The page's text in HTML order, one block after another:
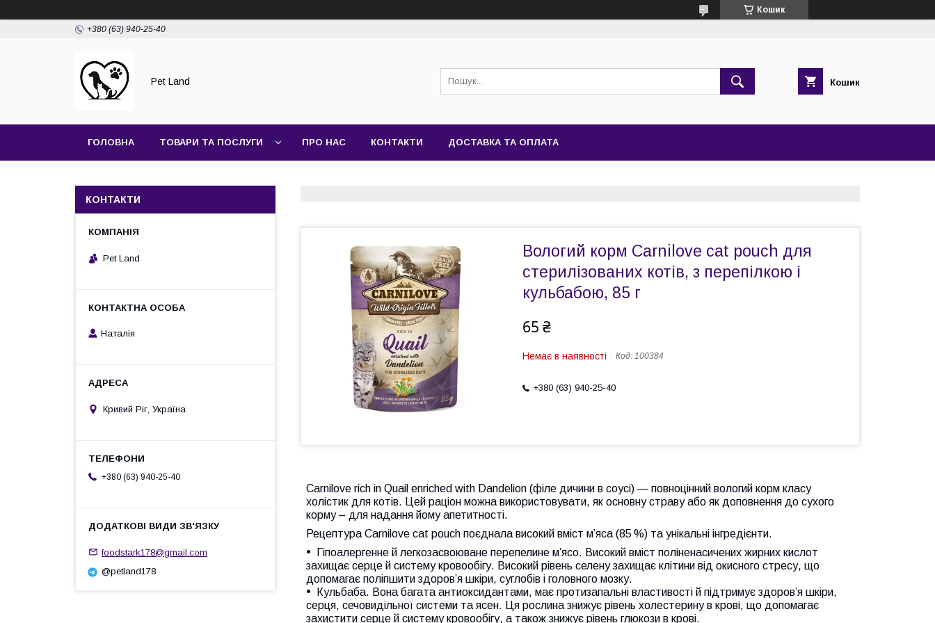
Кошик
+380 (63) 940-25-40
Pet Land Кошик
ГОЛОВНА ТОВАРИ ТА ПОСЛУГИ ПРО НАС КОНТАКТИ ДОСТАВКА ТА ОПЛАТА
Вологий корм Carnilove cat pouch для
стерилізованих котів, з перепілкою і
кульбабою, 85 г
65 ₴
Немає в наявності Код: 100384
+380 (63) 940-25-40
Carnilove rich in Quail enriched with Dandelion (філе дичини в соусі) — повноцінний вологий корм класу
холістик для котів. Цей раціон можна використовувати, як основну страву або як доповнення до сухого
корму – для надання йому апетитності.
Рецептура Carnilove cat pouch поєднала високий вміст м’яса (85 %) та унікальні інгредієнти.
Гіпоалергенне й легкозасвоюване перепелине м’ясо. Високий вміст поліненасичених жирних кислот
захищає серце й систему кровообігу. Високий рівень селену захищає клітини від окисного стресу, що
допомагає поліпшити здоров’я шкіри, суглобів і головного мозку.
Кульбаба. Вона багата антиоксидантами, має протизапальні властивості й підтримує здоров’я шкіри,
серця, сечовидільної системи та ясен. Ця рослина знижує рівень холестерину в крові, що допомагає
захистити серце й систему кровообігу, а також знижує рівень глюкози в крові.
КОНТАКТИ
Pet Land
Наталiя
Кривий Ріг, Україна
+380 (63) 940-25-40
foodstark178@gmail.com
@petland178